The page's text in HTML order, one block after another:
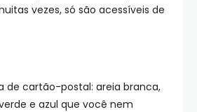
vezes, só são acessíveis de
de cartão-postal: areia branca,
e azul que você nem